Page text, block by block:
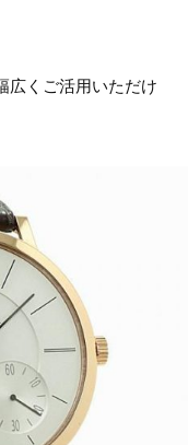
広くご活用いただけ